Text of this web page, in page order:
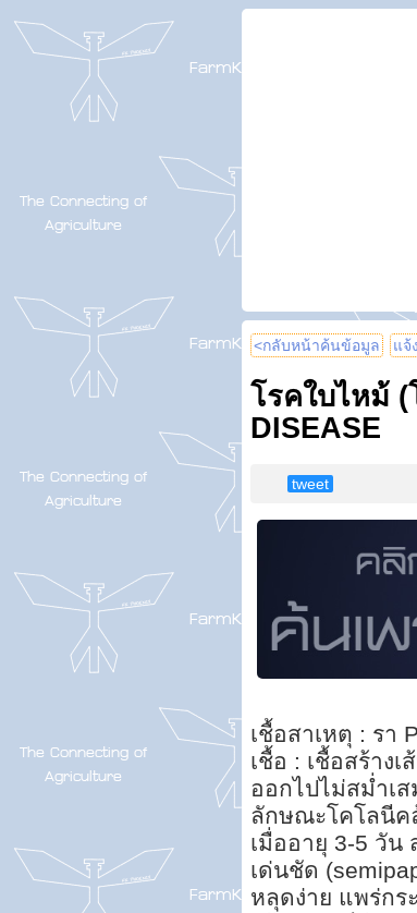
<กลับหน้าค้นข้อมูล แจ้
โรคใบไหม้ (
DISEASE
tweet
เชื้อสาเหตุ : รา
เชื้อ : เชื้อสร้าง
ออกไปไม่สม่ำเ
ลักษณะโคโลนีค
เมื่ออายุ 3-5 วัน
เด่นชัด
หลุดง่าย แพร่กร